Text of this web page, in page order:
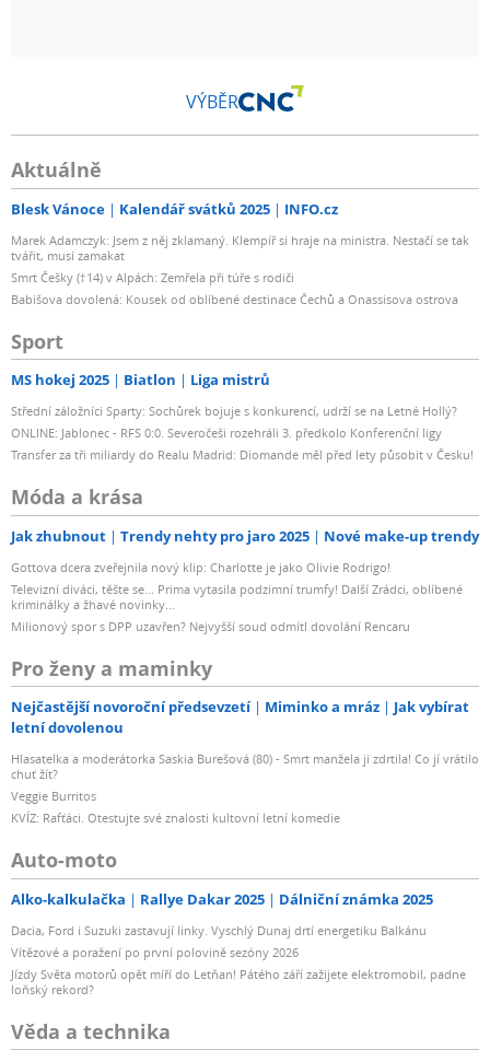
VÝBĚR
Aktuálně
Blesk Vánoce Kalendář svátků 2025 INFO.cz
Marek Adamczyk: Jsem z něj zklamaný. Klempíř si hraje na ministra. Nestačí se tak
tvářit, musí zamakat
Smrt Češky (†14) v Alpách: Zemřela při túře s rodiči
Babišova dovolená: Kousek od oblíbené destinace Čechů a Onassisova ostrova
Sport
MS hokej 2025 Biatlon Liga mistrů
Střední záložníci Sparty: Sochůrek bojuje s konkurencí, udrží se na Letné Hollý?
ONLINE: Jablonec - RFS 0:0. Severočeši rozehráli 3. předkolo Konferenční ligy
Transfer za tři miliardy do Realu Madrid: Diomande měl před lety působit v Česku!
Móda a krása
Jak zhubnout Trendy nehty pro jaro 2025 Nové make-up trendy
Gottova dcera zveřejnila nový klip: Charlotte je jako Olivie Rodrigo!
Televizní diváci, těšte se... Prima vytasila podzimní trumfy! Další Zrádci, oblíbené
kriminálky a žhavé novinky...
Milionový spor s DPP uzavřen? Nejvyšší soud odmítl dovolání Rencaru
Pro ženy a maminky
Nejčastější novoroční předsevzetí Miminko a mráz
Jak vybírat
letní dovolenou
Hlasatelka a moderátorka Saskia Burešová (80) - Smrt manžela ji zdrtila! Co jí vrátilo
chuť žít?
Veggie Burritos
KVÍZ: Rafťáci. Otestujte své znalosti kultovní letní komedie
Auto-moto
Alko-kalkulačka Rallye Dakar 2025 Dálniční známka 2025
Dacia, Ford i Suzuki zastavují linky. Vyschlý Dunaj drtí energetiku Balkánu
Vítězové a poražení po první polovině sezóny 2026
Jízdy Světa motorů opět míří do Letňan! Pátého září zažijete elektromobil, padne
loňský rekord?
Věda a technika